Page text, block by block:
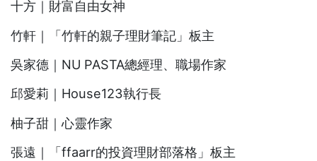
十方｜財富自由女神
竹軒｜「竹軒的親子理財筆記」板主
吳家德｜NU PASTA總經理、職場作家
邱愛莉｜House123執行長
柚子甜｜心靈作家
張遠｜「ffaarr的投資理財部落格」板主